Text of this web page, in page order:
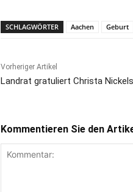
SCHLAGWÖRTER Aachen Geburt
Vorheriger Artikel
Landrat gratuliert Christa Nickels
Kommentieren Sie den